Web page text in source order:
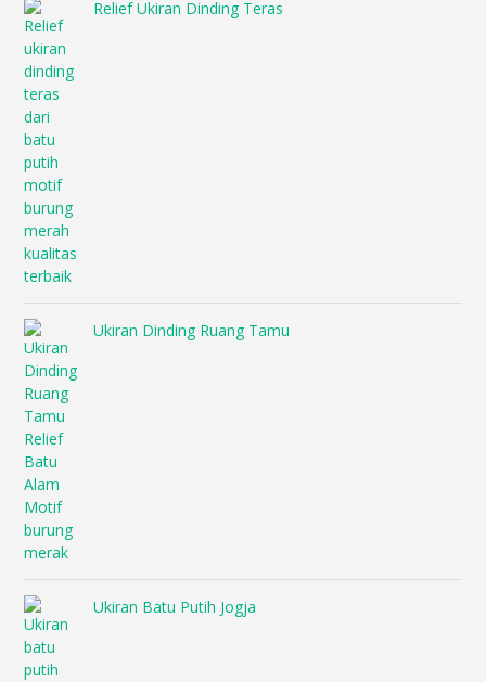
Relief Ukiran Dinding Teras
Ukiran Dinding Ruang Tamu
Ukiran Batu Putih Jogja